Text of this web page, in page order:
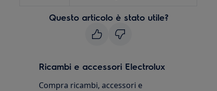
Questo articolo è stato utile?
Ricambi e accessori Electrolux
Compra ricambi, accessori e